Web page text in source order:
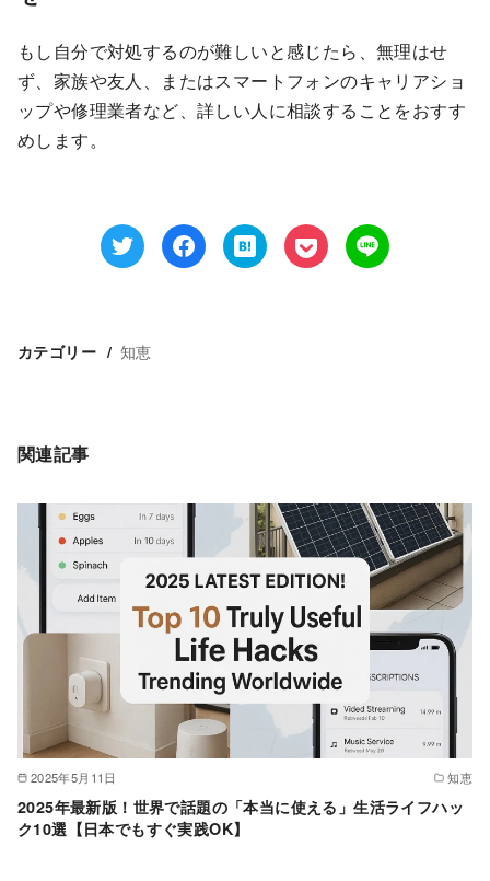
もし自分で対処するのが難しいと感じたら、無理はせ
ず、家族や友人、またはスマートフォンのキャリアショ
ップや修理業者など、詳しい人に相談することをおすす
めします。
カテゴリー 知恵
関連記事
2025年5月11日 知恵
2025年最新版！世界で話題の「本当に使える」生活ライフハッ
ク10選【日本でもすぐ実践OK】